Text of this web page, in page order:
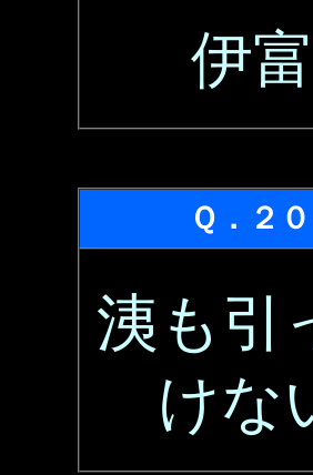
伊富
Ｑ．２０
洟も引
けな